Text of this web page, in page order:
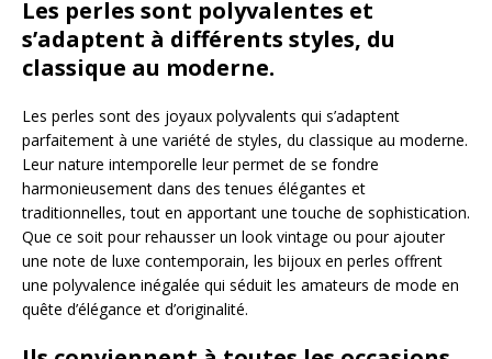
Les perles sont polyvalentes et
s’adaptent à différents styles, du
classique au moderne.
Les perles sont des joyaux polyvalents qui s’adaptent
parfaitement à une variété de styles, du classique au moderne.
Leur nature intemporelle leur permet de se fondre
harmonieusement dans des tenues élégantes et
traditionnelles, tout en apportant une touche de sophistication.
Que ce soit pour rehausser un look vintage ou pour ajouter
une note de luxe contemporain, les bijoux en perles offrent
une polyvalence inégalée qui séduit les amateurs de mode en
quête d’élégance et d’originalité.